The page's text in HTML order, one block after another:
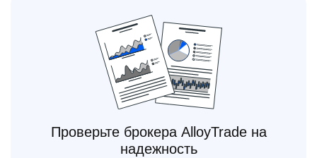
Проверьте брокера AlloyTrade на
надежность